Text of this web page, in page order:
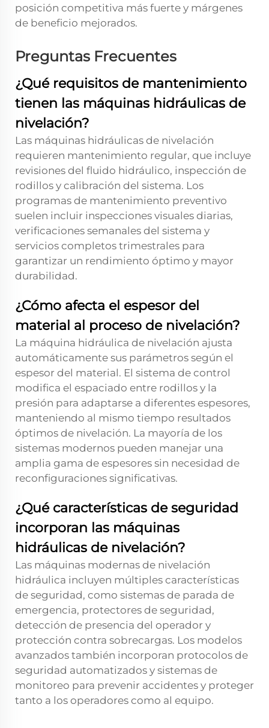
posición competitiva más fuerte y márgenes
de beneficio mejorados.
Preguntas Frecuentes
¿Qué requisitos de mantenimiento
tienen las máquinas hidráulicas de
nivelación?
Las máquinas hidráulicas de nivelación
requieren mantenimiento regular, que incluye
revisiones del fluido hidráulico, inspección de
rodillos y calibración del sistema. Los
programas de mantenimiento preventivo
suelen incluir inspecciones visuales diarias,
verificaciones semanales del sistema y
servicios completos trimestrales para
garantizar un rendimiento óptimo y mayor
durabilidad.
¿Cómo afecta el espesor del
material al proceso de nivelación?
La máquina hidráulica de nivelación ajusta
automáticamente sus parámetros según el
espesor del material. El sistema de control
modifica el espaciado entre rodillos y la
presión para adaptarse a diferentes espesores,
manteniendo al mismo tiempo resultados
óptimos de nivelación. La mayoría de los
sistemas modernos pueden manejar una
amplia gama de espesores sin necesidad de
reconfiguraciones significativas.
¿Qué características de seguridad
incorporan las máquinas
hidráulicas de nivelación?
Las máquinas modernas de nivelación
hidráulica incluyen múltiples características
de seguridad, como sistemas de parada de
emergencia, protectores de seguridad,
detección de presencia del operador y
protección contra sobrecargas. Los modelos
avanzados también incorporan protocolos de
seguridad automatizados y sistemas de
monitoreo para prevenir accidentes y proteger
tanto a los operadores como al equipo.